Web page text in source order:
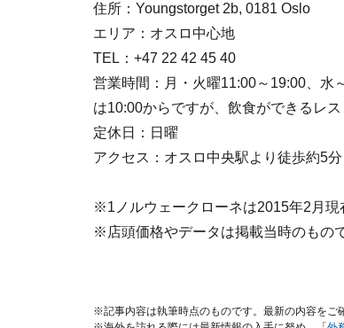
住所：Youngstorget 2b, 0181 Oslo
エリア：オスロ中心地
TEL：+47 22 42 45 40
営業時間：月・火曜11:00～19:00、水
は10:00からですが、飲食ができるレ
定休日：日曜
アクセス：オスロ中央駅より徒歩約5分
※1ノルウェークローネは2015年2月現
※店頭価格やデータは掲載当時のもの
※記事内容は執筆時点のものです。最新の内容をご